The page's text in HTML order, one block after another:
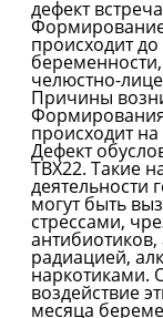
дефект
происходит
челюстно-
Причины
происходит
Дефект
ТВХ22. Такие
деятельности
могут быть
стрессами,
радиацией,
наркотиками.
воздействие
месяца